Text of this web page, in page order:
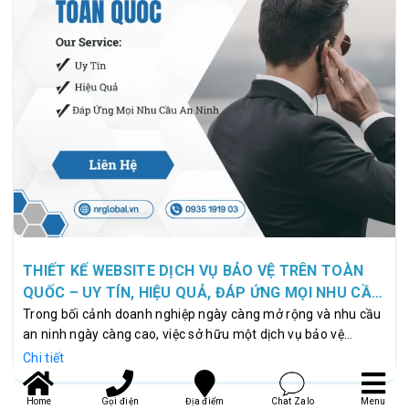
THIẾT KẾ WEBSITE DỊCH VỤ BẢO VỆ TRÊN TOÀN
QUỐC – UY TÍN, HIỆU QUẢ, ĐÁP ỨNG MỌI NHU CẦU
AN NINH
Trong bối cảnh doanh nghiệp ngày càng mở rộng và nhu cầu
an ninh ngày càng cao, việc sở hữu một dịch vụ bảo vệ
chuyên nghiệp trở thành yếu tố không thể thiếu để bảo vệ tài
sản, nhân viên và khách hàng. Đồng thời, với sự bùng nổ của
Internet và thị trường trên toàn quốc, việc sử dụng dịch vụ
Chi tiết
Home Gọi điện Địa điểm Chat Zalo Menu